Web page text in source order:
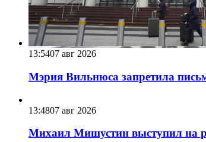
13:5407 авг 2026
Мэрия Вильнюса запретила
13:4807 авг 2026
Михаил Мишустин выступил на